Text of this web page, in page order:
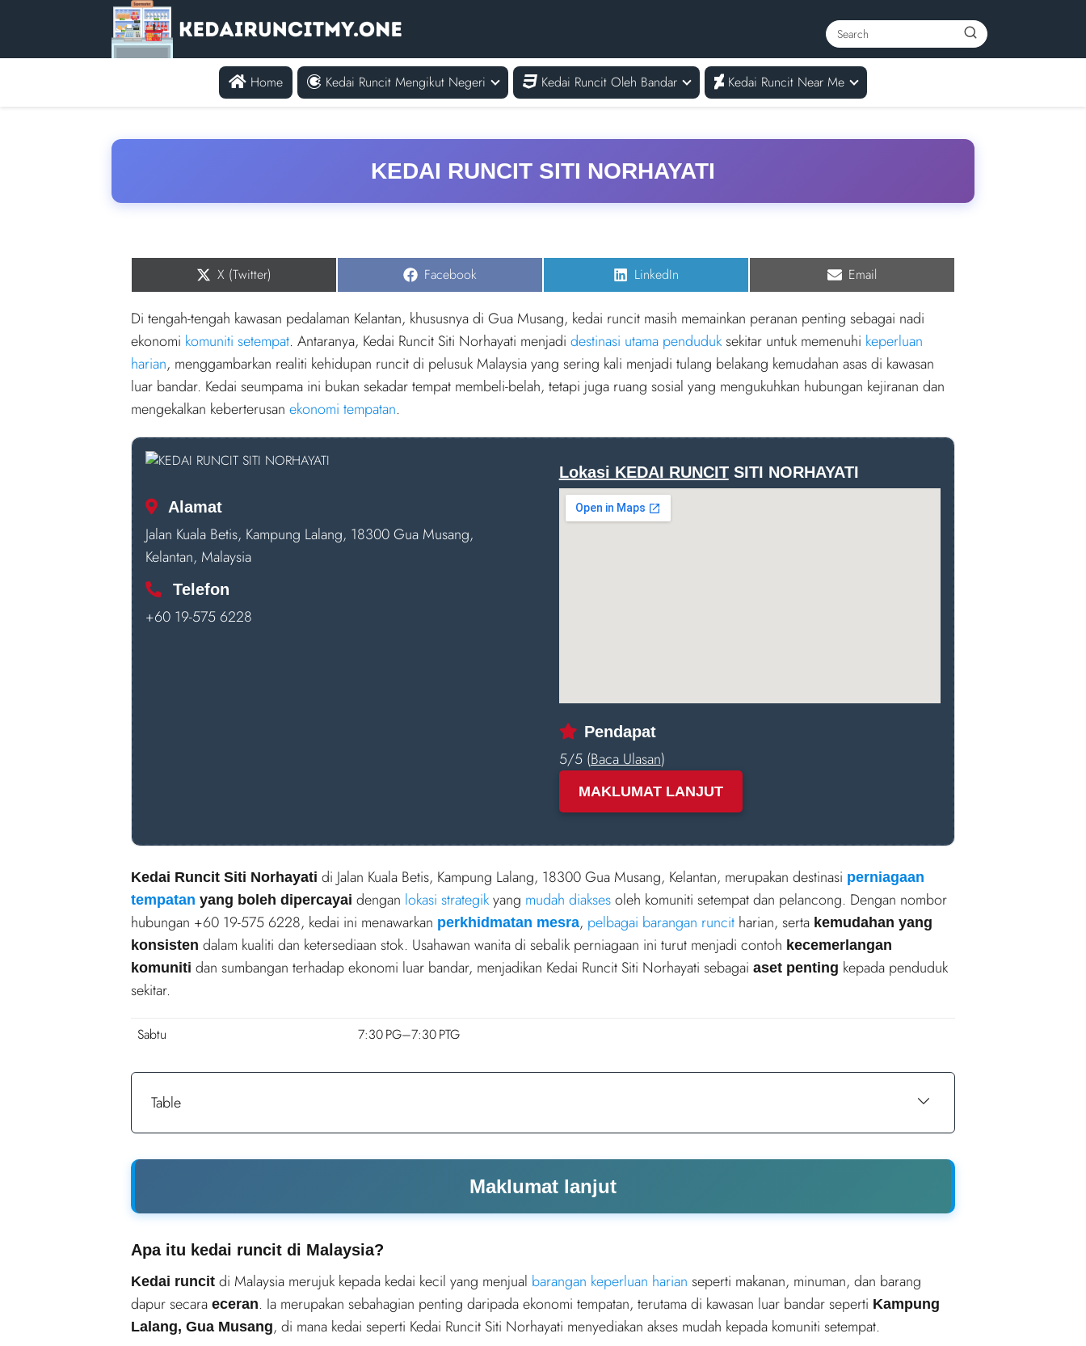
Home Kedai Runcit Mengikut Negeri Kedai Runcit Oleh Bandar Kedai Runcit Near Me
KEDAI RUNCIT SITI NORHAYATI
Share
X (Twitter) Share
Facebook Share
LinkedIn Share
Email
Di tengah-tengah kawasan pedalaman Kelantan, khususnya di Gua Musang, kedai runcit masih memainkan peranan penting sebagai nadi
ekonomi komuniti setempat. Antaranya, Kedai Runcit Siti Norhayati menjadi destinasi utama penduduksekitar untuk memenuhi keperluan
harian, menggambarkan realiti kehidupan runcit di pelusuk Malaysia yang sering kali menjadi tulang belakang kemudahan asas di kawasan
luar bandar. Kedai seumpama ini bukan sekadar tempat membeli-belah, tetapi juga ruang sosial yang mengukuhkan hubungan kejiranan dan
mengekalkan keberterusan ekonomi tempatan.
Alamat
Jalan Kuala Betis, Kampung Lalang, 18300 Gua Musang,
Kelantan, Malaysia
Telefon
+60 19-575 6228
Lokasi KEDAI RUNCITSITI NORHAYATI
Pendapat
5/5 (Baca Ulasan)
MAKLUMAT LANJUT
Kedai Runcit Siti Norhayati di Jalan Kuala Betis, Kampung Lalang, 18300 Gua Musang, Kelantan, merupakan destinasi perniagaan
tempatan yang boleh dipercayai dengan lokasi strategikyang mudah diaksesoleh komuniti setempat dan pelancong. Dengan nombor
hubungan +60 19-575 6228, kedai ini menawarkan perkhidmatan mesra, pelbagai barangan runcit harian, serta kemudahan yang
konsisten dalam kualiti dan ketersediaan stok. Usahawan wanita di sebalik perniagaan ini turut menjadi contoh kecemerlangan
komuniti dan sumbangan terhadap ekonomi luar bandar, menjadikan Kedai Runcit Siti Norhayati sebagai aset penting kepada penduduk
sekitar.
Sabtu 7:30 PG–7:30 PTG
Table
Maklumat lanjut
Apa itu kedai runcit di Malaysia?
Kedai runcit di Malaysia merujuk kepada kedai kecil yang menjual barangan keperluan harian seperti makanan, minuman, dan barang
dapur secara eceran. Ia merupakan sebahagian penting daripada ekonomi tempatan, terutama di kawasan luar bandar seperti Kampung
Lalang, Gua Musang, di mana kedai seperti Kedai Runcit Siti Norhayati menyediakan akses mudah kepada komuniti setempat.